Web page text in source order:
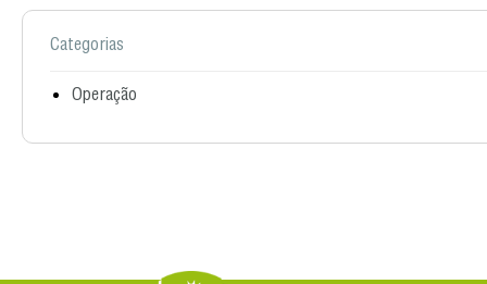
Categorias
Operação